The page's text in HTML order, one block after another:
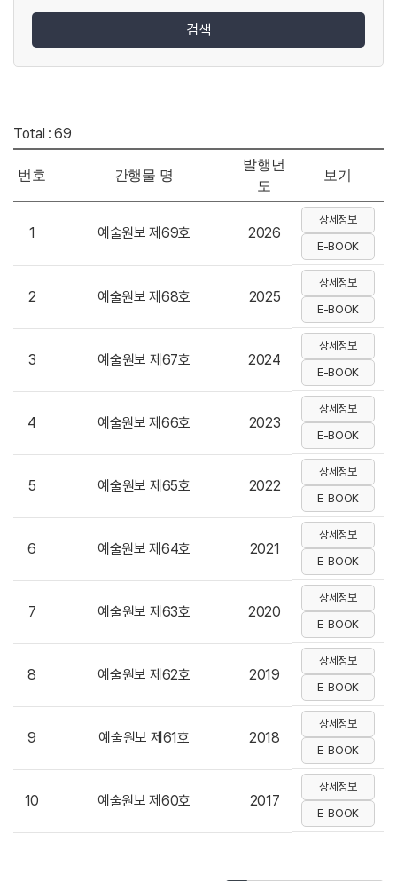
검색
Total : 69
번호 간행물 명
발행년
도
보기
1 예술원보 제69호 2026
상세정보
E-BOOK
2 예술원보 제68호 2025
상세정보
E-BOOK
3 예술원보 제67호 2024
상세정보
E-BOOK
4 예술원보 제66호 2023
상세정보
E-BOOK
5 예술원보 제65호 2022
상세정보
E-BOOK
6 예술원보 제64호 2021
상세정보
E-BOOK
7 예술원보 제63호 2020
상세정보
E-BOOK
8 예술원보 제62호 2019
상세정보
E-BOOK
9 예술원보 제61호 2018
상세정보
E-BOOK
10 예술원보 제60호 2017
상세정보
E-BOOK